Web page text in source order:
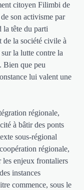
citoyen Filimbi de
son activisme par
la tête du parti
la société civile à
la lutte contre la
Bien que peu
lui valent une
régionale,
à bâtir des ponts
sous-régional
régionale,
les enjeux frontaliers
instances
commence, sous le